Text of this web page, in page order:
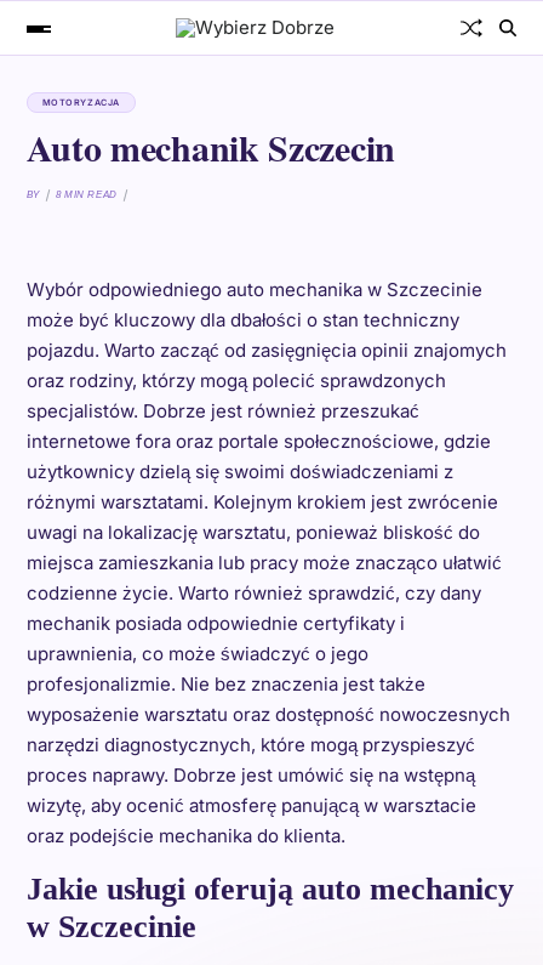
MOTORYZACJA
Auto mechanik Szczecin
BY 8 MIN READ
Wybór odpowiedniego auto mechanika w Szczecinie
może być kluczowy dla dbałości o stan techniczny
pojazdu. Warto zacząć od zasięgnięcia opinii znajomych
oraz rodziny, którzy mogą polecić sprawdzonych
specjalistów. Dobrze jest również przeszukać
internetowe fora oraz portale społecznościowe, gdzie
użytkownicy dzielą się swoimi doświadczeniami z
różnymi warsztatami. Kolejnym krokiem jest zwrócenie
uwagi na lokalizację warsztatu, ponieważ bliskość do
miejsca zamieszkania lub pracy może znacząco ułatwić
codzienne życie. Warto również sprawdzić, czy dany
mechanik posiada odpowiednie certyfikaty i
uprawnienia, co może świadczyć o jego
profesjonalizmie. Nie bez znaczenia jest także
wyposażenie warsztatu oraz dostępność nowoczesnych
narzędzi diagnostycznych, które mogą przyspieszyć
proces naprawy. Dobrze jest umówić się na wstępną
wizytę, aby ocenić atmosferę panującą w warsztacie
oraz podejście mechanika do klienta.
Jakie usługi oferują auto mechanicy
w Szczecinie